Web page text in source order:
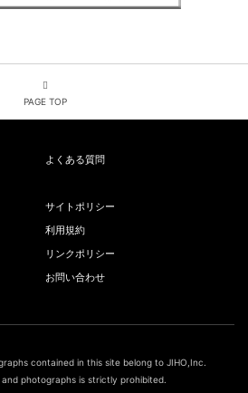
PAGE TOP
よくある質問
サイトポリシー
利用規約
リンクポリシー
お問い合わせ
contained in this site belong to JIHO,Inc.
photographs is strictly prohibited.